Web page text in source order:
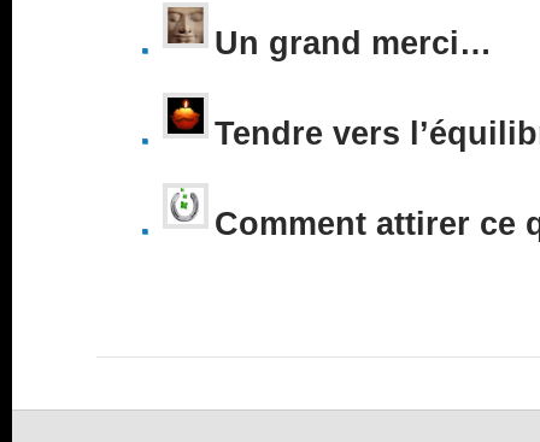
Un grand merci…
Tendre vers
Comment attirer ce